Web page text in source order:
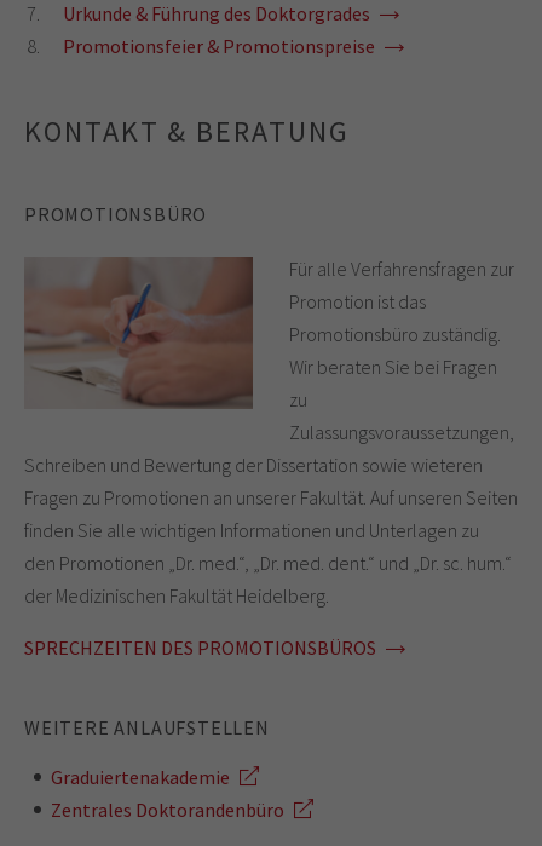
Urkunde & Führung des Doktorgrades
Promotionsfeier & Promotionspreise
KONTAKT & BERATUNG
PROMOTIONSBÜRO
Für alle Verfahrensfragen zur
Promotion ist das
Promotionsbüro zuständig.
Wir beraten Sie bei Fragen
zu
Zulassungsvoraussetzungen,
Schreiben und Bewertung der Dissertation sowie wieteren
Fragen zu Promotionen an unserer Fakultät. Auf unseren Seiten
finden Sie alle wichtigen Informationen und Unterlagen zu
den Promotionen „Dr. med.“, „Dr. med. dent.“ und „Dr. sc. hum.“
der Medizinischen Fakultät Heidelberg.
SPRECHZEITEN DES PROMOTIONSBÜROS
WEITERE ANLAUFSTELLEN
Graduiertenakademie
Zentrales Doktorandenbüro